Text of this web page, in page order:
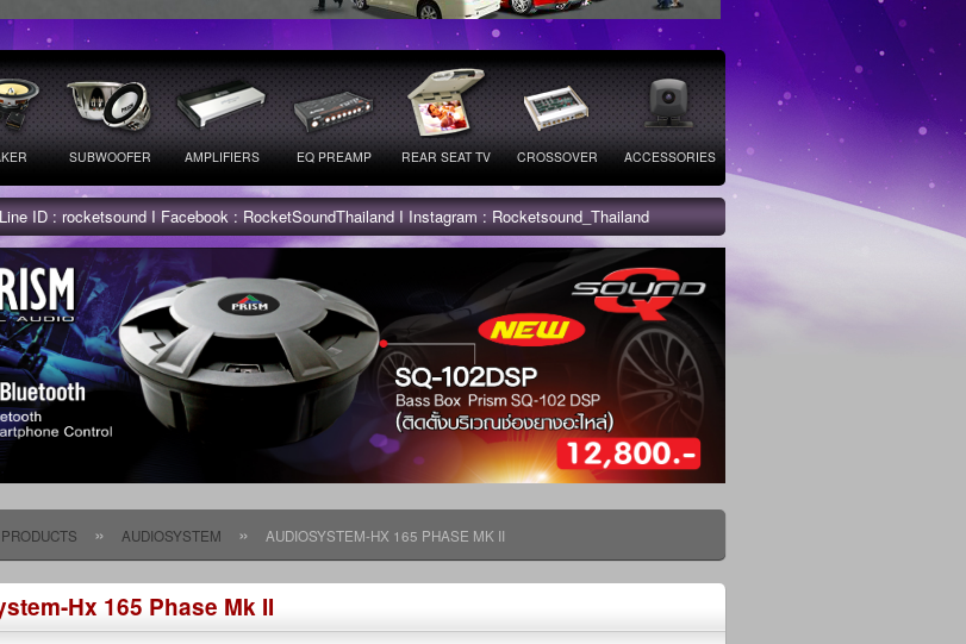
SUBWOOFER AMPLIFIERS EQ PREAMP REAR SEAT TV CROSSOVER ACCESSORIES
ID : rocketsound I Facebook : RocketSoundThailand I Instagram : Rocketsound_Thailand
PRODUCTS » AUDIOSYSTEM » AUDIOSYSTEM-HX 165 PHASE MK II
Hx 165 Phase Mk II